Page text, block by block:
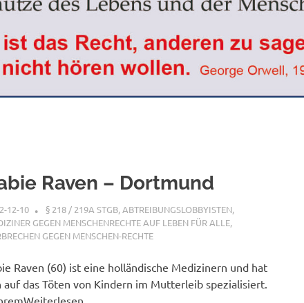
Raven – Dortmund
12-10 XX
§ 218 / 219A STGB,ABTREIBUNGSLOBBYISTEN,
GEGEN MENSCHENRECHTE AUF LEBEN FÜR ALLE,
GEGEN MENSCHEN-RECHTE
Raven (60) ist eine holländische Medizinern und hat
auf das Töten von Kindern im Mutterleib spezialisiert.